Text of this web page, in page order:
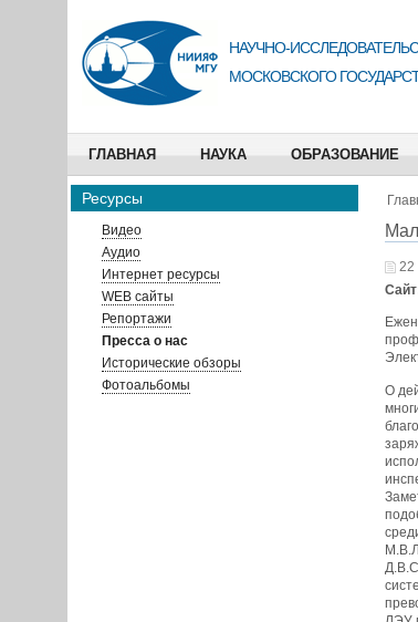
НАУЧНО-
МОСКОВСКОГО
ГЛАВНАЯ НАУКА ОБРАЗОВАНИЕ
Ресурсы
Видео
Аудио
Интернет ресурсы
WEB сайты
Репортажи
Пресса о нас
Исторические обзоры
Фотоальбомы
22
О